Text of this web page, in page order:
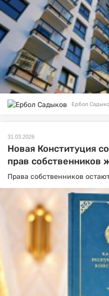
Ербол
31.03.2026
Новая Конституция
прав собственников
Права собственников